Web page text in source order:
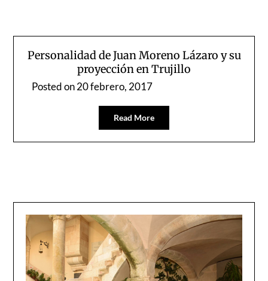
Personalidad de Juan Moreno Lázaro y su
proyección en Trujillo
Posted on20 febrero, 2017
Read More